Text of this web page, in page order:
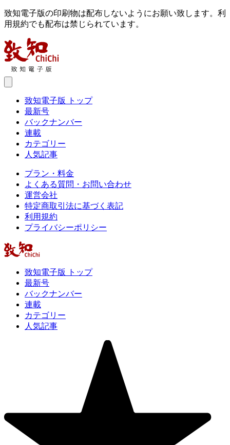
致知電子版の印刷物は配布しないようにお願い致します。利
用規約でも配布は禁じられています。
致知電子版 トップ
最新号
バックナンバー
連載
カテゴリー
人気記事
プラン・料金
よくある質問・お問い合わせ
運営会社
特定商取引法に基づく表記
利用規約
プライバシーポリシー
致知電子版 トップ
最新号
バックナンバー
連載
カテゴリー
人気記事